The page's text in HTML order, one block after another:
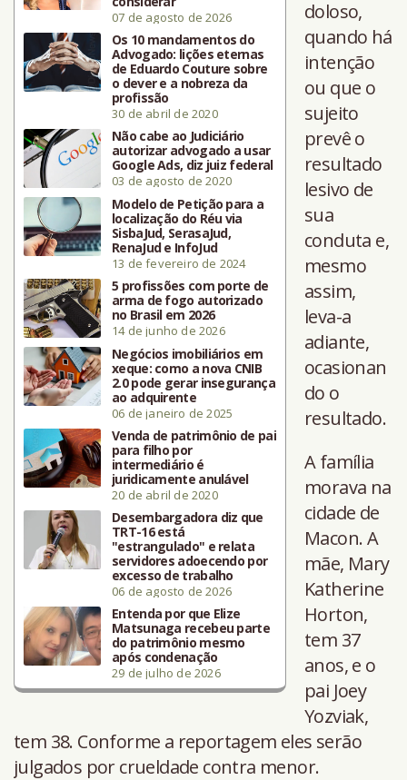
07 de agosto de 2026
Os 10 mandamentos do
Advogado: lições eternas
de Eduardo Couture sobre
o dever e a nobreza da
profissão
30 de abril de 2020
Não cabe ao Judiciário
autorizar advogado a usar
Google Ads, diz juiz federal
03 de agosto de 2020
Modelo de Petição para a
localização do Réu via
SisbaJud, SerasaJud,
RenaJud e InfoJud
13 de fevereiro de 2024
5 profissões com porte de
arma de fogo autorizado
no Brasil em 2026
14 de junho de 2026
Negócios imobiliários em
xeque: como a nova CNIB
2.0 pode gerar insegurança
ao adquirente
06 de janeiro de 2025
Venda de patrimônio de pai
para filho por
intermediário é
juridicamente anulável
20 de abril de 2020
Desembargadora diz que
TRT-16 está
"estrangulado" e relata
servidores adoecendo por
excesso de trabalho
06 de agosto de 2026
Entenda por que Elize
Matsunaga recebeu parte
do patrimônio mesmo
após condenação
29 de julho de 2026
doloso,
quando há
intenção
ou que o
sujeito
prevê o
resultado
lesivo de
sua
conduta e,
mesmo
assim,
leva-a
adiante,
ocasionan
do o
resultado.
A família
morava na
cidade de
Macon. A
mãe, Mary
Katherine
Horton,
tem 37
anos, e o
pai Joey
Yozviak,
tem 38. Conforme a reportagem eles serão
julgados por crueldade contra menor.